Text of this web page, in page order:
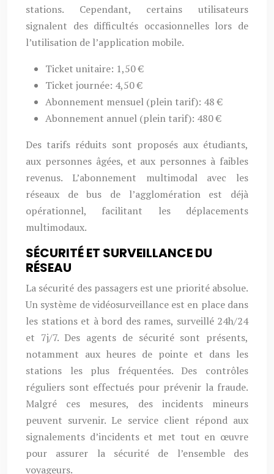
stations. Cependant, certains utilisateurs
signalent des difficultés occasionnelles lors de
l’utilisation de l’application mobile.
Ticket unitaire: 1,50 €
Ticket journée: 4,50 €
Abonnement mensuel (plein tarif): 48 €
Abonnement annuel (plein tarif): 480 €
Des tarifs réduits sont proposés aux étudiants,
aux personnes âgées, et aux personnes à faibles
revenus. L’abonnement multimodal avec les
réseaux de bus de l’agglomération est déjà
opérationnel, facilitant les déplacements
multimodaux.
SÉCURITÉ ET SURVEILLANCE DU
RÉSEAU
La sécurité des passagers est une priorité absolue.
Un système de vidéosurveillance est en place dans
les stations et à bord des rames, surveillé 24h/24
et 7j/7. Des agents de sécurité sont présents,
notamment aux heures de pointe et dans les
stations les plus fréquentées. Des contrôles
réguliers sont effectués pour prévenir la fraude.
Malgré ces mesures, des incidents mineurs
peuvent survenir. Le service client répond aux
signalements d’incidents et met tout en œuvre
pour assurer la sécurité de l’ensemble des
voyageurs.